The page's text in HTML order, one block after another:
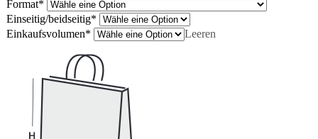
Format*
Einseitig/beidseitig*
Einkaufsvolumen* Leeren